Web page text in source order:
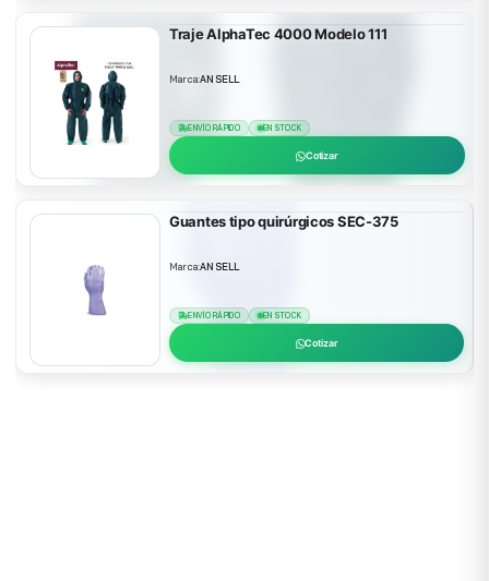
Traje AlphaTec 4000 Modelo 111
Marca:ANSELL
ENVÍO RÁPIDO EN STOCK
Cotizar
Guantes tipo quirúrgicos SEC-375
Marca:ANSELL
ENVÍO RÁPIDO EN STOCK
Cotizar